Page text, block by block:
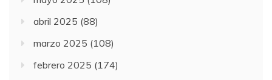
abril 2025 (88)
marzo 2025 (108)
febrero 2025 (174)